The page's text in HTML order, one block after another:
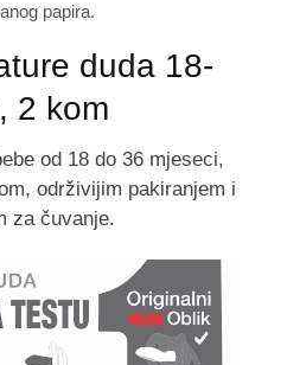
papira.
duda 18-
2 kom
od 18 do 36 mjeseci,
održivijim pakiranjem i
za čuvanje.